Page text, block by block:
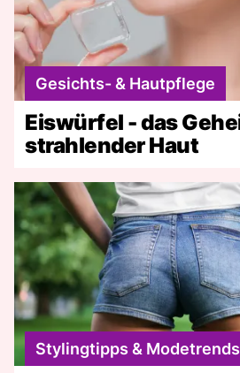
Gesichts- & Hautpflege
Eiswürfel - das
strahlender Haut
Stylingtipps & Modetrends